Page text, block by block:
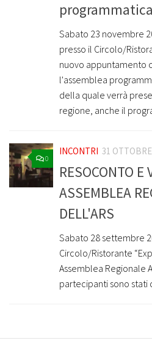
Sabato 23 novembre
presso il Circolo/
nuovo appuntamento
l'assemblea
della quale verrà
regione, anche il
0
INCONTRI 31
RESOCONTO E
ASSEMBLEA
DELL'ARS
Sabato 28 settembre
Circolo/Ristorante
Assemblea Regionale
partecipanti sono stati